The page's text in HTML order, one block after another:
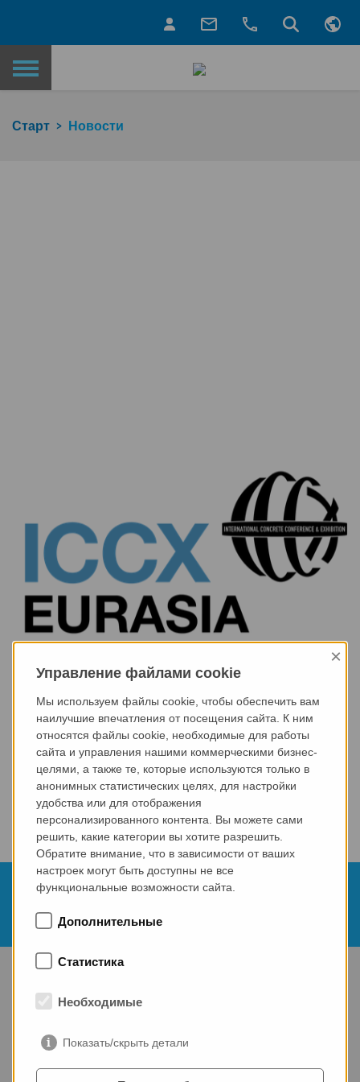
Назад на главную страницу
Старт Новости
04.12.2024
ICCX Eurasia - Казахстан
Старт Новости
ICCX Eurasia - Казахстан
Посетите нас на ICCX Eurasia 2024 в
Казахстане!
Управление файлами cookie
×
Мы используем файлы cookie, чтобы обеспечить вам
наилучшие впечатления от посещения сайта. К ним
относятся файлы cookie, необходимые для работы
сайта и управления нашими коммерческими бизнес-
целями, а также те, которые используются только в
анонимных статистических целях, для настройки
удобства или для отображения
персонализированного контента. Вы можете сами
решить, какие категории вы хотите разрешить.
Обратите внимание, что в зависимости от ваших
настроек могут быть доступны не все
функциональные возможности сайта.
Дополнительные
Статистика
Необходимые
Показать/скрыть детали